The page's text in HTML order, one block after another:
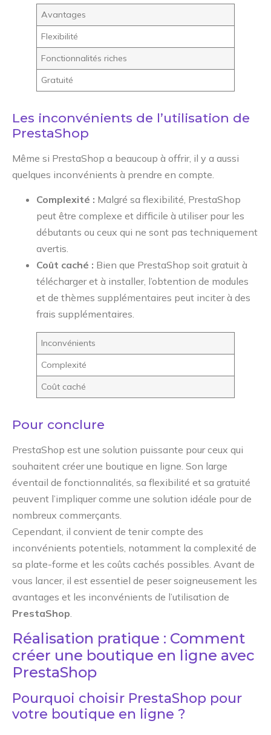
Avantages
Flexibilité
Fonctionnalités riches
Gratuité
Les inconvénients de l’utilisation de
PrestaShop
Même si PrestaShop a beaucoup à offrir, il y a aussi
quelques inconvénients à prendre en compte.
Complexité : Malgré sa flexibilité, PrestaShop
peut être complexe et difficile à utiliser pour les
débutants ou ceux qui ne sont pas techniquement
avertis.
Coût caché : Bien que PrestaShop soit gratuit à
télécharger et à installer, l’obtention de modules
et de thèmes supplémentaires peut inciter à des
frais supplémentaires.
Inconvénients
Complexité
Coût caché
Pour conclure
PrestaShop est une solution puissante pour ceux qui
souhaitent créer une boutique en ligne. Son large
éventail de fonctionnalités, sa flexibilité et sa gratuité
peuvent l’impliquer comme une solution idéale pour de
nombreux commerçants.
Cependant, il convient de tenir compte des
inconvénients potentiels, notamment la complexité de
sa plate-forme et les coûts cachés possibles. Avant de
vous lancer, il est essentiel de peser soigneusement les
avantages et les inconvénients de l’utilisation de
PrestaShop
Réalisation pratique : Comment
créer une boutique en ligne avec
PrestaShop
Pourquoi choisir PrestaShop pour
votre boutique en ligne ?